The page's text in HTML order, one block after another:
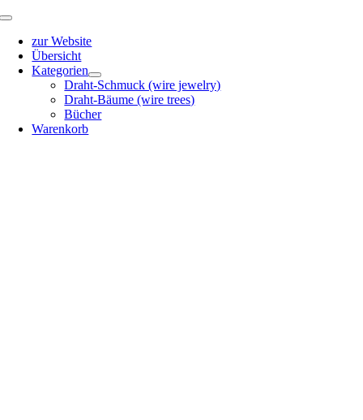
Zum
springen
Toggle
Navigationzur Website
Übersicht
Kategorien
Draht-Schmuck (wire jewelry)
Draht-Bäume (wire trees)
Bücher
Warenkorb